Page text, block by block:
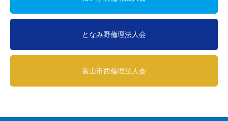
となみ野倫理法人会
富山市西倫理法人会